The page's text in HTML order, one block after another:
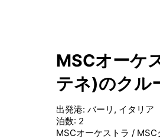
MSCオーケ
テネ)のクル
出発港: バーリ, イタリア
泊数: 2
MSCオーケストラ / MSC